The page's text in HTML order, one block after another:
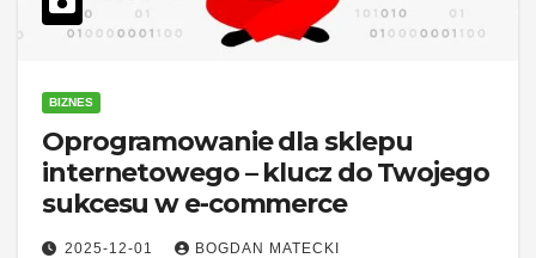
BIZNES
Oprogramowanie dla sklepu
internetowego – klucz do Twojego
sukcesu w e-commerce
2025-12-01 BOGDAN MATECKI